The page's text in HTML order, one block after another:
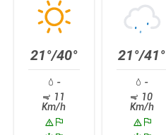
21°/40°
-
11
Km/h
21°/41°
-
10
Km/h